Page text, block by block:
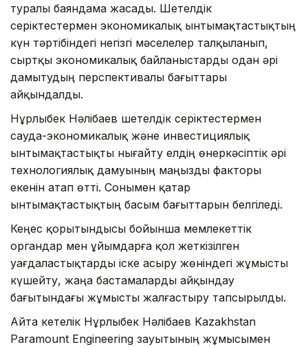
туралы баяндама жасады. Шетелдік
серіктестермен экономикалық ынтымақтастықтың
күн тәртібіндегі негізгі мәселелер талқыланып,
сыртқы экономикалық байланыстарды одан әрі
дамытудың перспективалы бағыттары
айқындалды.
Нұрлыбек Нәлібаев шетелдік серіктестермен
сауда-экономикалық және инвестициялық
ынтымақтастықты нығайту елдің өнеркәсіптік әрі
технологиялық дамуының маңызды факторы
екенін атап өтті. Сонымен қатар
ынтымақтастықтың басым бағыттарын белгіледі.
Кеңес қорытындысы бойынша мемлекеттік
органдар мен ұйымдарға қол жеткізілген
уағдаластықтарды іске асыру жөніндегі жұмысты
күшейту, жаңа бастамаларды айқындау
бағытындағы жұмысты жалғастыру тапсырылды.
Айта кетелік Нұрлыбек Нәлібаев Kazakhstan
Paramount Engineering зауытының жұмысымен